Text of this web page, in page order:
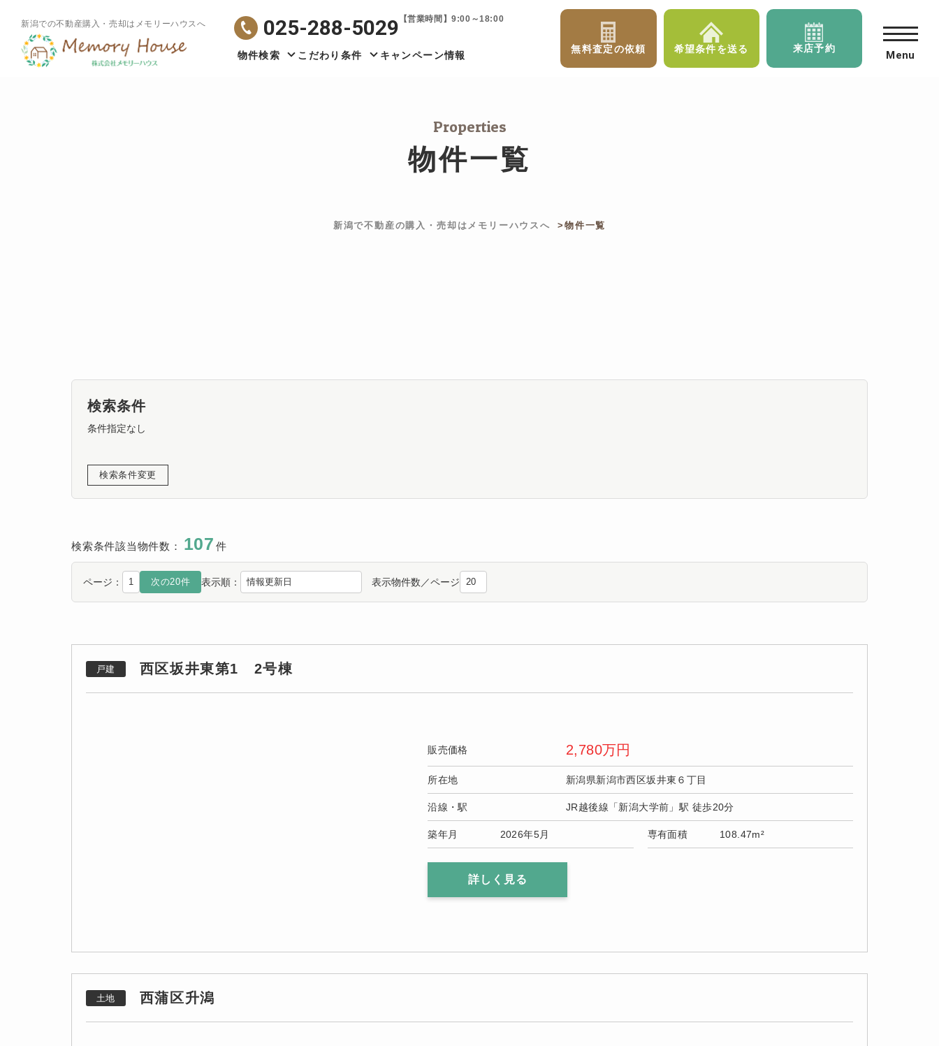
新潟での不動産購入・売却はメモリーハウスへ 025-288-5029 【営業時間】9:00～18:00
物件検索 こだわり条件 キャンペーン情報
無料査定の依頼 希望条件を送る 来店予約
Menu
Properties
物件一覧
新潟で不動産の購入・売却はメモリーハウスへ 物件一覧
検索条件
条件指定なし
検索条件変更
検索条件該当物件数： 107 件
ページ： 表示順： 表示物件数／ページ
戸建 西区坂井東第1 2号棟
販売価格 2,780万円
所在地 新潟県新潟市西区坂井東６丁目
沿線・駅 JR越後線「新潟大学前」駅 徒歩20分
築年月 2026年5月 専有面積 108.47m²
詳しく見る
土地 西蒲区升潟